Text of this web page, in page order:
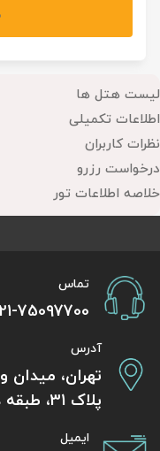
لیست هتل ها
اطلاعات تکمیلی
نظرات کاربران
درخواست رزرو
خلاصه اطلاعات تور
تماس
75097700
آدرس
تهران، میدان
پلاک 31، طبقه همکف
ایمیل